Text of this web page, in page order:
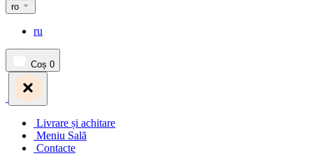
ro
ru
Coș 0
Livrare și achitare
Meniu Sală
Contacte